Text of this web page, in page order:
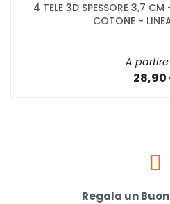
4 TELE 3D SPESSORE 3,7
COTONE -
A
28,90
Regala un